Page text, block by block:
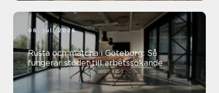
06. juli 2026
Rusta och matcha i Göteborg: Så
fungerar stödet till arbetssökande